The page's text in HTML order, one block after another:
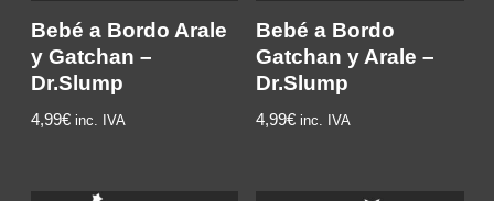
Bebé a Bordo Arale
y Gatchan –
Dr.Slump
4,99€ inc. IVA
Bebé a Bordo
Gatchan y Arale –
Dr.Slump
4,99€ inc. IVA